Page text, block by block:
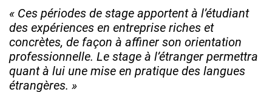
« Ces périodes de stage apportent à l’étudiant
des expériences en entreprise riches et
concrètes, de façon à affiner son orientation
professionnelle. Le stage à l’étranger permettra
quant à lui une mise en pratique des langues
étrangères. »